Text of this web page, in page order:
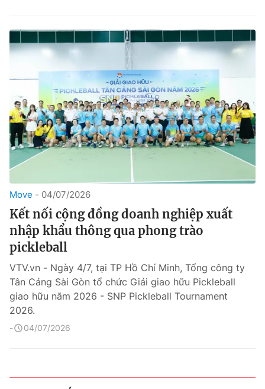
Move 04/07/2026
Kết nối cộng đồng doanh nghiệp xuất
nhập khẩu thông qua phong trào
pickleball
VTV.vn - Ngày 4/7, tại TP Hồ Chí Minh, Tổng công ty
Tân Cảng Sài Gòn tổ chức Giải giao hữu Pickleball
giao hữu năm 2026 - SNP Pickleball Tournament
2026.
04/07/2026